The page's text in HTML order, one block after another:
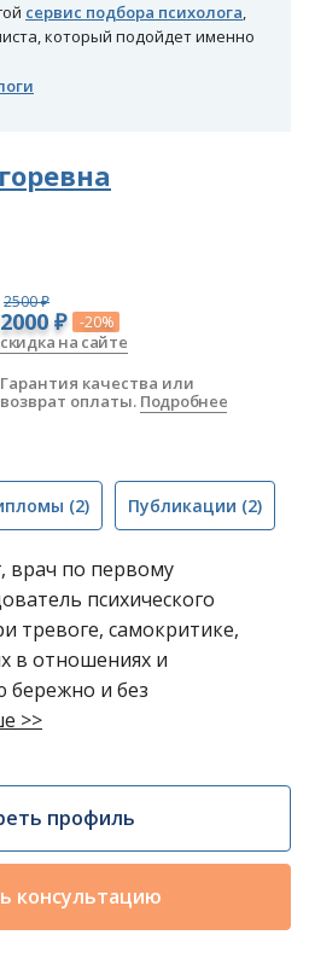
сервис подбора психолога,
который подойдет именно
2500 ₽
2000 ₽ -20%
скидка на сайте
Гарантия качества или
возврат оплаты. Подробнее
(2) Публикации (2)
врач по первому
психического
тревоге, самокритике,
в отношениях и
бережно и без
>>
профиль
консультацию